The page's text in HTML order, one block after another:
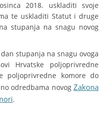
2018. uskladiti svoje
te uskladiti Statut i druge
stupanja na snagu novog
stupanja na snagu ovoga
Hrvatske poljoprivredne
poljoprivredne komore do
odredbama novog Zakona
.